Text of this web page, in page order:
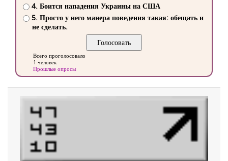
4. Боится нападения Украины на США
5. Просто у него манера поведения такая: обещать и
не сделать.
Всего проголосовало
1 человек
Прошлые опросы